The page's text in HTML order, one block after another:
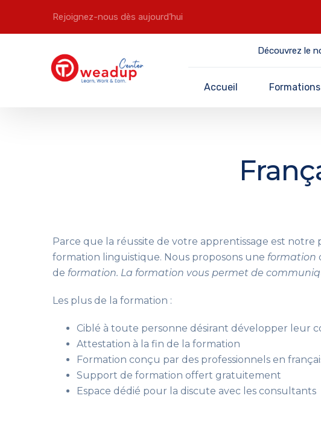
Rejoignez-nous dès aujourd’hui
Découvrez le
Accueil Formations
Parce que la réussite de votre apprentissage est
formation linguistique. Nous proposons une formation
de formation. La formation vous permet de
Les plus de la formation :
Ciblé à toute personne désirant développer leur
Attestation à la fin de la formation
Formation conçu par des professionnels en
Support de formation offert gratuitement
Espace dédié pour la discute avec les consultants